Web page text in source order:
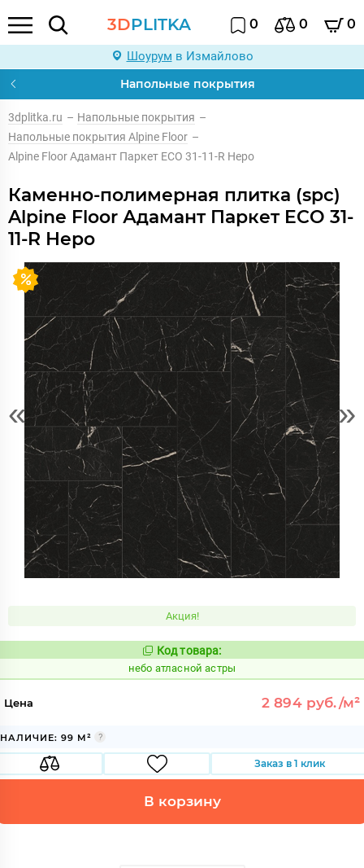
3DPLITKA 0 0 0
Шоурум в Измайлово
Напольные покрытия
3dplitka.ru – Напольные покрытия –
Напольные покрытия Alpine Floor –
Alpine Floor Адамант Паркет ECO 31-11-R Неро
Каменно-полимерная плитка (spc)
Alpine Floor Адамант Паркет ECO 31-
11-R Неро
« »
Акция!
Код:
1124331
Код товара:
небо атласной астры
Цена 2 894 руб./м²
НАЛИЧИЕ: 99 М²
Заказ в 1 клик
В корзину